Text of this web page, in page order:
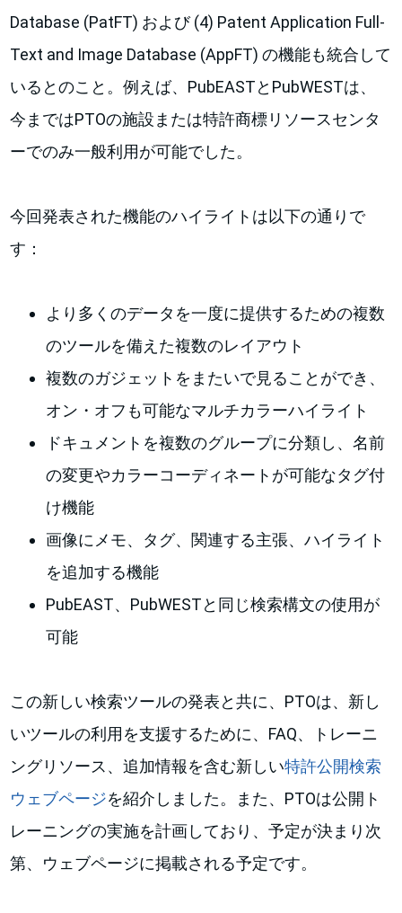
Database (PatFT) および (4) Patent Application Full-
Text and Image Database (AppFT) の機能も統合して
いるとのこと。例えば、PubEASTとPubWESTは、
今まではPTOの施設または特許商標リソースセンタ
ーでのみ一般利用が可能でした。
今回発表された機能のハイライトは以下の通りで
す：
より多くのデータを一度に提供するための複数
のツールを備えた複数のレイアウト
複数のガジェットをまたいで見ることができ、
オン・オフも可能なマルチカラーハイライト
ドキュメントを複数のグループに分類し、名前
の変更やカラーコーディネートが可能なタグ付
け機能
画像にメモ、タグ、関連する主張、ハイライト
を追加する機能
PubEAST、PubWESTと同じ検索構文の使用が
可能
この新しい検索ツールの発表と共に、PTOは、新し
いツールの利用を支援するために、FAQ、トレーニ
ングリソース、追加情報を含む新しい特許公開検索
ウェブページを紹介しました。また、PTOは公開ト
レーニングの実施を計画しており、予定が決まり次
第、ウェブページに掲載される予定です。